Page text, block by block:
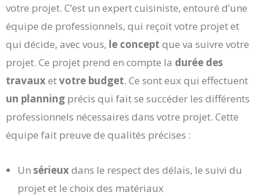
votre projet. C’est un expert cuisiniste, entouré d’une
équipe de professionnels, qui reçoit votre projet et
qui décide, avec vous, le concept que va suivre votre
projet. Ce projet prend en compte la durée des
travauxetvotre budget. Ce sont eux qui effectuent
un planning précis qui fait se succéder les différents
professionnels nécessaires dans votre projet. Cette
équipe fait preuve de qualités précises :
Un sérieuxdans le respect des délais, le suivi du
projet et le choix des matériaux